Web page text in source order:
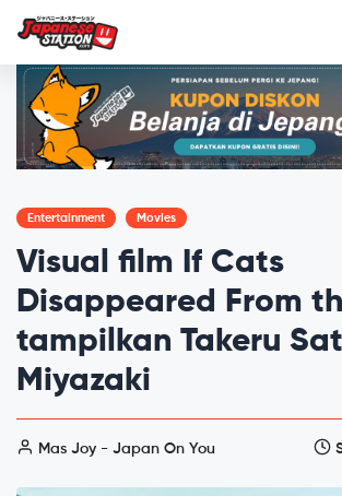
Entertainment Movies
Visual film If Cats
Disappeared From
tampilkan Takeru
Miyazaki
Mas Joy - Japan On You